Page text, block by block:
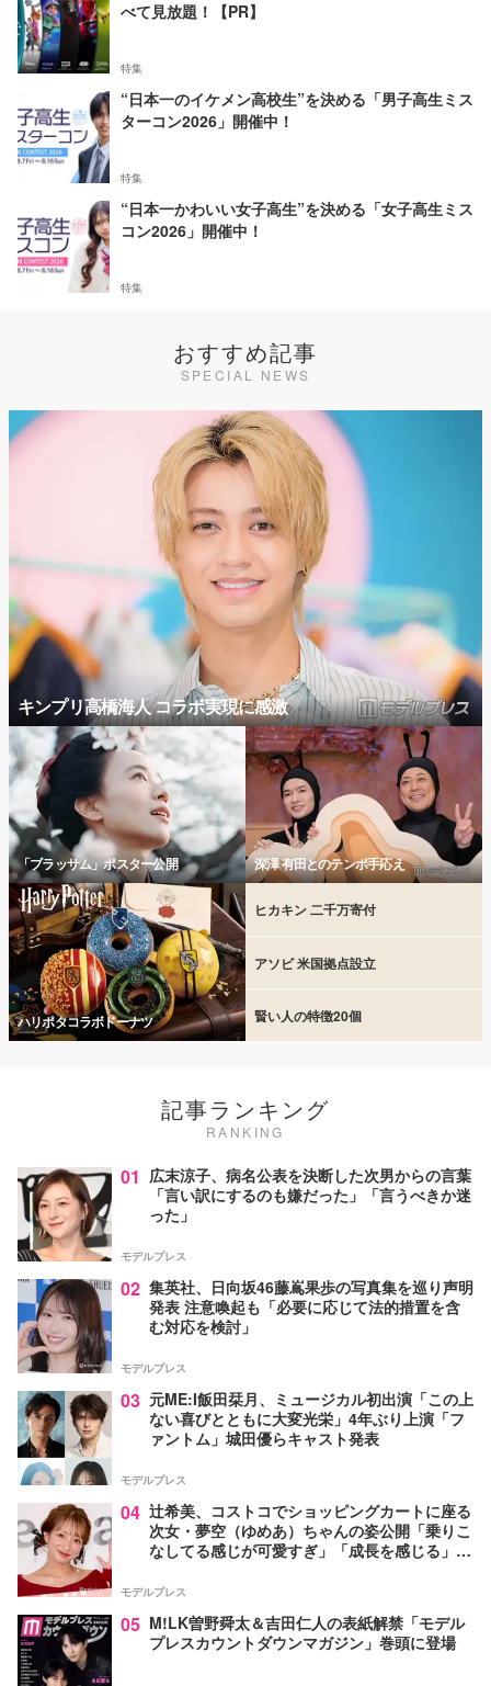
べて見放題！【PR】
特集
“日本一のイケメン高校生”を決める「男子高生ミス
ターコン2026」開催中！
特集
“日本一かわいい女子高生”を決める「女子高生ミス
コン2026」開催中！
特集
おすすめ記事
SPECIAL NEWS
キンプリ高橋海人 コラボ実現に感激
「ブラッサム」ポスター公開 深澤 有田とのテンポ手応え
ハリポタコラボドーナツ
ヒカキン 二千万寄付
アソビ 米国拠点設立
賢い人の特徴20個
記事ランキング
RANKING
01 広末涼子、病名公表を決断した次男からの言葉
「言い訳にするのも嫌だった」「言うべきか迷
った」
モデルプレス
02 集英社、日向坂46藤嶌果歩の写真集を巡り声明
発表 注意喚起も「必要に応じて法的措置を含
む対応を検討」
モデルプレス
03 元ME:I飯田栞月、ミュージカル初出演「この上
ない喜びとともに大変光栄」4年ぶり上演「フ
ァントム」城田優らキャスト発表
モデルプレス
04 辻希美、コストコでショッピングカートに座る
次女・夢空（ゆめあ）ちゃんの姿公開「乗りこ
なしてる感じが可愛すぎ」「成長を感じる」の
モデルプレス
05 M!LK曽野舜太＆吉田仁人の表紙解禁「モデル
プレスカウントダウンマガジン」巻頭に登場